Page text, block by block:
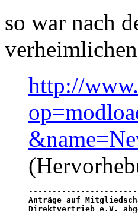
so war nach
http://
Anträge auf
Direktvertrieb e.V.